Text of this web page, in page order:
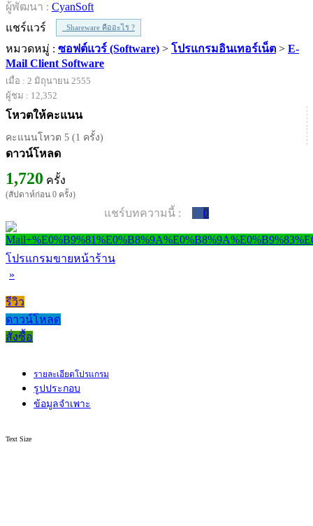
ผู้พัฒนา : CyanSoft
แชร์แวร์
Shareware คืออะไร ?
หมวดหมู่ : ซอฟต์แวร์ (Software) > โปรแกรมอินเทอร์เน็ต > E-
Mail Client Software
เมื่อ : 2 มิถุนายน 2555
ผู้ชม : 12,352
โหวตให้คะแนน
คะแนนโหวต 5 (1 ครั้ง)
ดาวน์โหลด
1,720 ครั้ง
(สัปดาห์ก่อน 0 ครั้ง)
แชร์บทความนี้ : 0
โปรแกรมขายหน้าร้าน
»
รีวิว
ดาวน์โหลด
สั่งซื้อ
รายละเอียดโปรแกรม
รูปประกอบ
ข้อมูลจำเพาะ
Text Size